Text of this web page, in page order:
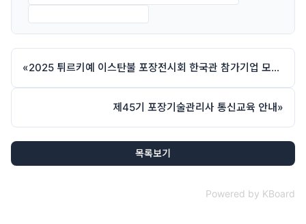
« 2025 튀르키예 이스탄불 포장전시회 한국관 참가기업 모집 안내
제45기 포장기술관리사 통신교육 안내»
목록보기
Powered by KBoard